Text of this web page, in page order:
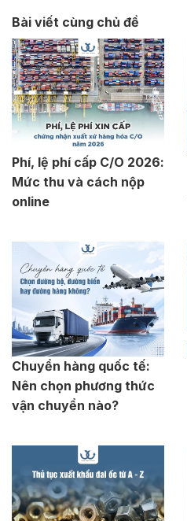
Bài viết cùng chủ đề
Phí, lệ phí cấp C/O 2026:
Mức thu và cách nộp
online
Chuyển hàng quốc tế:
Nên chọn phương thức
vận chuyển nào?